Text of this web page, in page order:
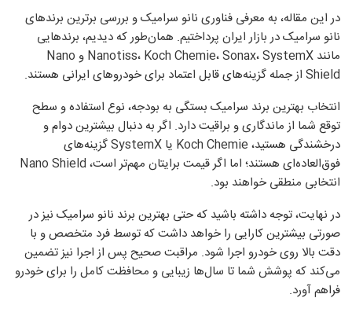
در این مقاله، به معرفی فناوری نانو سرامیک و بررسی برترین برندهای
نانو سرامیک در بازار ایران پرداختیم. همان‌طور که دیدیم، برندهایی
مانند Nanotiss، Koch Chemie، Sonax، SystemX و Nano
Shield از جمله گزینه‌های قابل اعتماد برای خودروهای ایرانی هستند.
انتخاب بهترین برند سرامیک بستگی به بودجه، نوع استفاده و سطح
توقع شما از ماندگاری و براقیت دارد. اگر به دنبال بیشترین دوام و
درخشندگی هستید، Koch Chemie یا SystemX گزینه‌های
فوق‌العاده‌ای هستند؛ اما اگر قیمت برایتان مهم‌تر است، Nano Shield
انتخابی منطقی خواهند بود.
در نهایت، توجه داشته باشید که حتی بهترین برند نانو سرامیک نیز در
صورتی بیشترین کارایی را خواهد داشت که توسط فرد متخصص و با
دقت بالا روی خودرو اجرا شود. مراقبت صحیح پس از اجرا نیز تضمین
می‌کند که پوشش شما تا سال‌ها زیبایی و محافظت کامل را برای خودرو
فراهم آورد.